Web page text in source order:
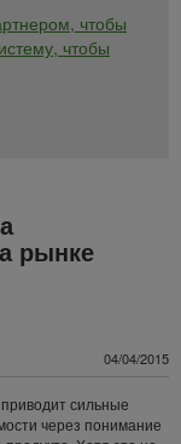
чтобы
чтобы
рынке
04/04/2015
сильные
через понимание